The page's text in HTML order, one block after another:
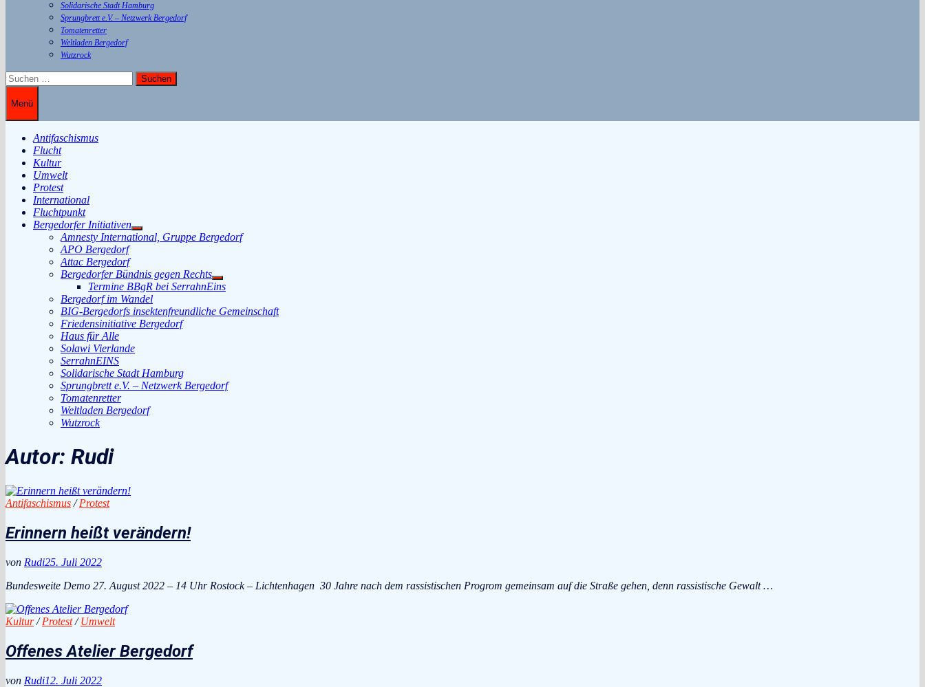
Solidarische Stadt Hamburg
Sprungbrett e.V. – Netzwerk Bergedorf
Tomatenretter
Weltladen Bergedorf
Wutzrock
Suchen
nach:
Menü
Antifaschismus
Flucht
Kultur
Umwelt
Protest
International
Fluchtpunkt
Bergedorfer Initiativen
Untermenü
anzeigen
Amnesty International, Gruppe Bergedorf
APO Bergedorf
Attac Bergedorf
Bergedorfer Bündnis gegen Rechts
Untermenü
anzeigen
Termine BBgR bei SerrahnEins
Bergedorf im Wandel
BIG-Bergedorfs insektenfreundliche Gemeinschaft
Friedensinitiative Bergedorf
Haus für Alle
Solawi Vierlande
SerrahnEINS
Solidarische Stadt Hamburg
Sprungbrett e.V. – Netzwerk Bergedorf
Tomatenretter
Weltladen Bergedorf
Wutzrock
Autor: Rudi
Antifaschismus /Protest
Erinnern heißt verändern!
von Rudi25. Juli 2022
Bundesweite Demo 27. August 2022 – 14 Uhr Rostock – Lichtenhagen 30 Jahre nach dem rassistischen Progrom gemeinsam auf die Straße gehen, denn rassistische Gewalt …
Kultur/Protest/Umwelt
Offenes Atelier Bergedorf
von Rudi12. Juli 2022